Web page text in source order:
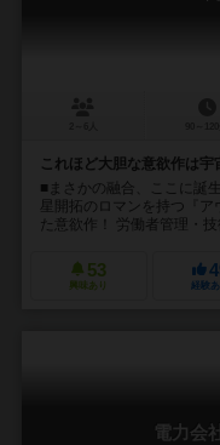
これほど大胆な意欲作は宇
■まさかの融合、ここに誕
星開拓のロマンを持つ『ア
た意欲作！ 労働者管理・
53
興味あり 経験あ
電力会